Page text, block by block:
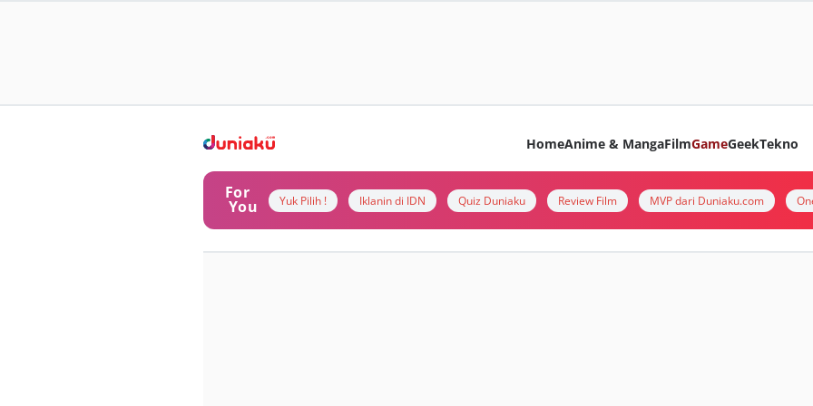
HomeAnime & MangaFilmGameGeekTekno
For
You Yuk Pilih ! Iklanin di IDN Quiz Duniaku Review Film MVP dari Duniaku.com